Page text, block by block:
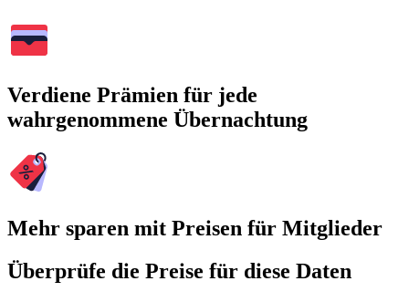
Verdiene Prämien für jede
wahrgenommene Übernachtung
Mehr sparen mit Preisen für Mitglieder
Überprüfe die Preise für diese Daten